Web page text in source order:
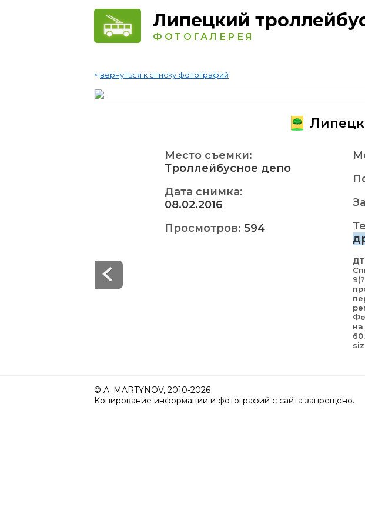
Липецкий
ФОТОГАЛЕРЕЯ
< вернуться к списку фотографий
Место съемки:
Троллейбусное депо
Дата снимка:
08.02.2016
Просмотров: 594
© A. MARTYNOV, 2010-2026
Копирование информации и фотографий с сайта запрещено.